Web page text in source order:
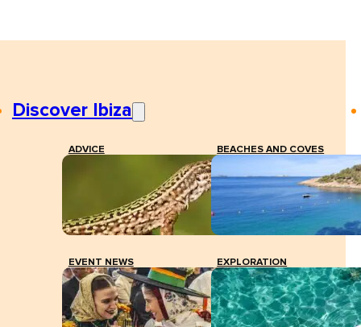
Discover Ibiza
ADVICE BEACHES AND COVES
EVENT NEWS EXPLORATION